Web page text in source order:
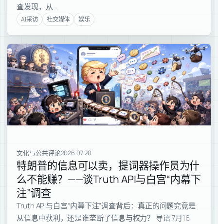
查发现，从…
AI采访 社交媒体 娱乐
文化与公共评论2026.07.20
特朗普的信息可以卖，提词器操作员为什
么不能赚？——谈Truth API与白宫“内幕下
注”调查
Truth API与白宫“内幕下注”调查背后：真正的问题究竟是
从信息中获利，还是谁垄断了信息与权力？ 导语 7月16